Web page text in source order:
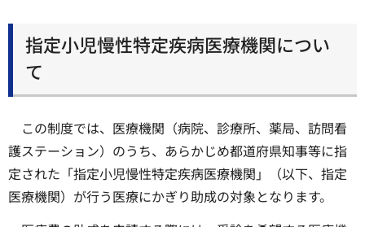
指定小児慢性特定疾病医療機関につい
て
この制度では、医療機関（病院、診療所、薬局、訪問看
護ステーション）のうち、あらかじめ都道府県知事等に指
定された「指定小児慢性特定疾病医療機関」（以下、指定
医療機関）が行う医療にかぎり助成の対象となります。